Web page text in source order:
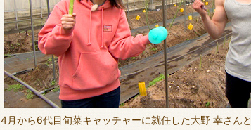
4月から6代目旬菜キャッチャーに就任した大野 幸さんと